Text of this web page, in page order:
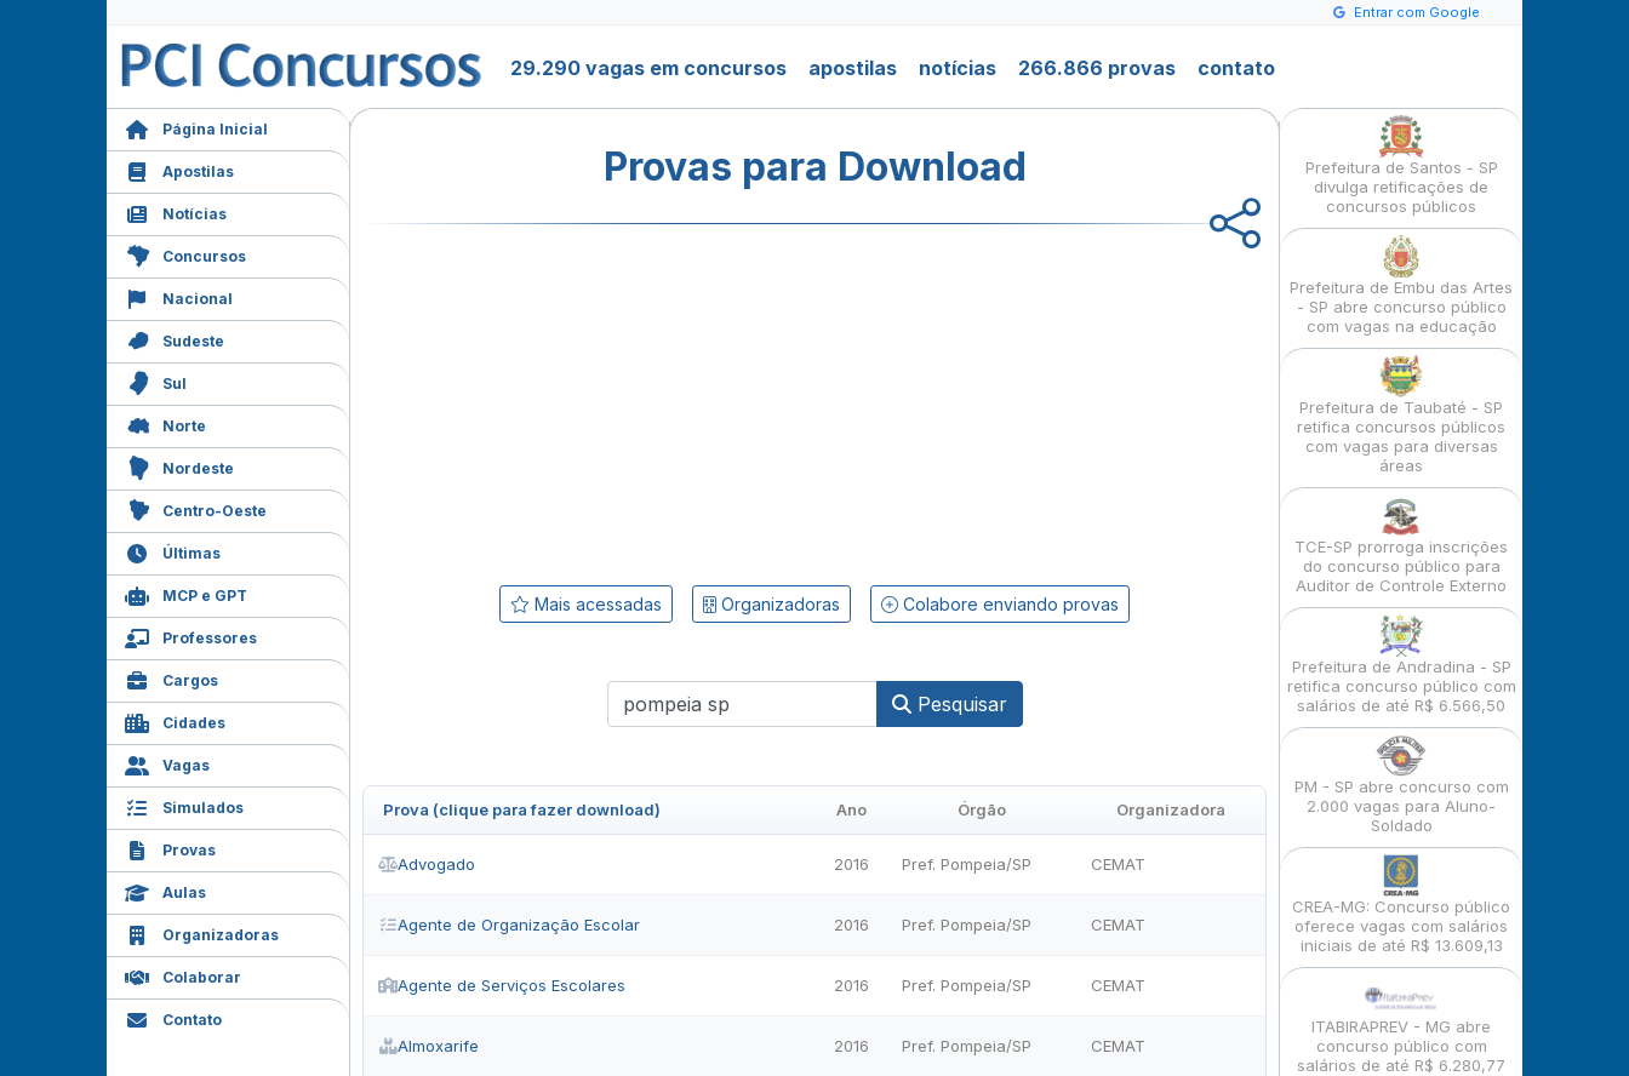
Entrar com Google
29.290 vagas em concursos apostilas notícias 266.866 provas contato
Página Inicial
Apostilas
Notícias
Concursos
Nacional
Sudeste
Sul
Norte
Nordeste
Centro-Oeste
Últimas
MCP e GPT
Professores
Cargos
Cidades
Vagas
Simulados
Provas
Aulas
Organizadoras
Colaborar
Contato
Provas para Download
Mais acessadas Organizadoras Colabore enviando provas
Pesquisar
Prova (clique para fazer download) Ano Órgão Organizadora
Advogado 2016 Pref. Pompeia/SP CEMAT
Agente de Organização Escolar 2016 Pref. Pompeia/SP CEMAT
Agente de Serviços Escolares 2016 Pref. Pompeia/SP CEMAT
Almoxarife 2016 Pref. Pompeia/SP CEMAT
Prefeitura de Santos - SP
divulga retificações de
concursos públicos
Prefeitura de Embu das Artes
- SP abre concurso público
com vagas na educação
Prefeitura de Taubaté - SP
retifica concursos públicos
com vagas para diversas
áreas
TCE-SP prorroga inscrições
do concurso público para
Auditor de Controle Externo
Prefeitura de Andradina - SP
retifica concurso público com
salários de até R$ 6.566,50
PM - SP abre concurso com
2.000 vagas para Aluno-
Soldado
CREA-MG: Concurso público
oferece vagas com salários
iniciais de até R$ 13.609,13
ITABIRAPREV - MG abre
concurso público com
salários de até R$ 6.280,77